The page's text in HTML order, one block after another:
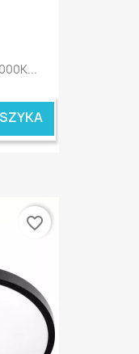
favorite_border